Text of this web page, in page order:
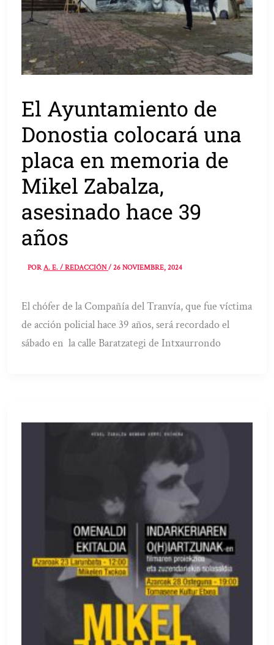
El Ayuntamiento de
Donostia colocará una
placa en memoria de
Mikel Zabalza,
asesinado hace 39
años
PORA. E. / REDACCIÓN/26 NOVIEMBRE, 2024
El chófer de la Compañía del Tranvía, que fue víctima
de acción policial hace 39 años, será recordado el
sábado en la calle Baratzategi de Intxaurrondo